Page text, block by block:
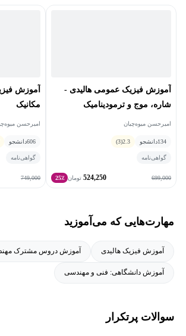
آموزش فیزیک عمومی هالیدی -
شاره، موج و ترمودینامیک
امیرحسن میوه‌چیان
134دانشجو 2.3
(3)
گواهی‌نامه
699,000
524,250 تومان 25٪
آموزش
مکانیک
امیرحسن
606دانشجو
گواهی‌نامه
749,000
مهارت‌هایی که می‌آموزید
آموزش فیزیک هالیدی آموزش دروس مشترک
آموزش دانشگاهی: فنی و مهندسی
سوالات پرتکرار